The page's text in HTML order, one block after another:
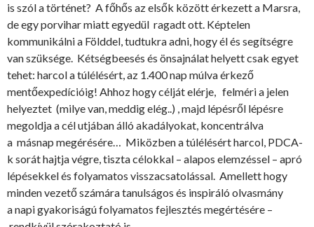
is szól a történet? A főhős az elsők között érkezett a Marsra,
de egy porvihar miatt egyedül ragadt ott. Képtelen
kommunikálni a Földdel, tudtukra adni, hogy él és segítségre
van szüksége. Kétségbeesés és önsajnálat helyett csak egyet
tehet: harcol a túlélésért, az 1.400 nap múlva érkező
mentőexpedícióig! Ahhoz hogy célját elérje, felméri a jelen
helyeztet (milye van, meddig elég..) , majd lépésről lépésre
megoldja a cél utjában álló akadályokat, koncentrálva
a másnap megérésére… Miközben a túlélésért harcol, PDCA-
k sorát hajtja végre, tiszta célokkal – alapos elemzéssel – apró
lépésekkel és folyamatos visszacsatolással. Amellett hogy
minden vezető számára tanulságos és inspiráló olvasmány
a napi gyakoriságú folyamatos fejlesztés megértésére –